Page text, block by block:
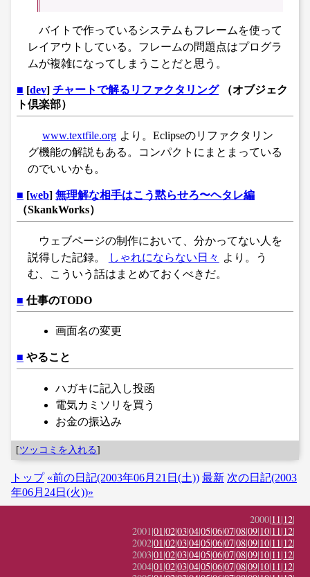
バイトで作っているシステムもフレームを使って
レイアウトしている。フレームの問題点はプログラ
ムが複雑になってしまうことだと思う。
■ [dev] チャートで解るリファクタリング（オブジェク
ト倶楽部）
www.textfile.org より。Eclipseのリファクタリン
グ機能の解説もある。コンパクトにまとまっている
のでいいかも。
■ [web] 無理解な相手はこう黙らせろ〜ヘタレ編
（SkankWorks）
ウェブページの制作において、分かってない人を
説得した記録。
しゃれにならない日々 より。う
む、こういう話はまとめておくべきだ。
■ 仕事のTODO
画面名の変更
■ やること
ハガキに記入し投函
電気カミソリを買う
お金の振込み
[ツッコミを入れる]
トップ «前の日記(2003年06月21日(土)) 最新 次の日記(2003
年06月24日(火))»
2000|11|12|
2001|01|02|03|04|05|06|07|08|09|10|11|12|
2002|01|02|03|04|05|06|07|08|09|10|11|12|
2003|01|02|03|04|05|06|07|08|09|10|11|12|
2004|01|02|03|04|05|06|07|08|09|10|11|12|